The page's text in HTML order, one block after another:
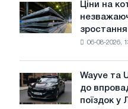
радянської
авіації
Великої
Вітчизняної
війни
Ціни
на
котушку
незважаючи
на
Ціни на
зростання
06-08-2026,
Wayve
та
Uber
Wayve та
до
поїздок у